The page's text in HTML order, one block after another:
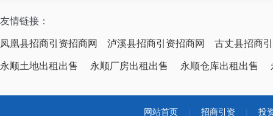
友情链接：
凤凰县招商引资招商网 泸溪县招商引资招商网 古丈县招商
永顺土地出租出售 永顺厂房出租出售 永顺仓库出租出售
网站首页 招商引资 投